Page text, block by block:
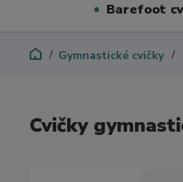
Barefoot
Gymnastické cvičky
Cvičky